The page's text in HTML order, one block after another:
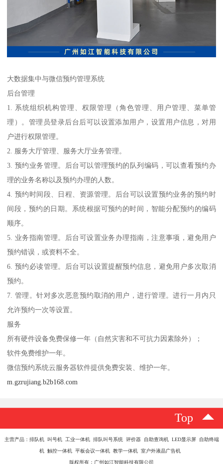
大数据集中与微信预约管理系统
后台管理
1. 系统组织机构管理、权限管理（角色管理、用户管理、菜单管
理）。管理员登录后台后可以设置添加用户，设置用户信息，对用
户进行权限管理。
2. 服务大厅管理、服务大厅业务管理。
3. 预约业务管理。后台可以管理预约的队列编码，可以查看预约办
理的业务名称以及预约办理的人数。
4. 预约时间段、日程、资源管理。后台可以设置预约业务的预约时
间段，预约的日期。系统根据可预约的时间，智能分配预约的编码
顺序。
5. 业务指南管理。后台可设置业务办理指南，注意事项，避免用户
预约错误，或资料不全。
6. 预约必读管理。后台可以设置提醒预约信息，避免用户多次取消
预约。
7. 管理。针对多次恶意预约取消的用户，进行管理。进行一月内只
允许预约一次等设置。
服务
所有硬件设备免费保修一年（自然灾害和不可抗力因素除外）；
软件免费维护一年。
微信预约系统云服务器软件提供免费安装、维护一年。
m.gzrujiang.b2b168.com
Top
主营产品：排队机 叫号机 工业一体机 排队叫号系统 评价器 自助查询机 LED显示屏 自助终端
机 触控一体机 平板会议一体机 教学一体机 室户外液晶广告机
版权所有：广州如江智能科技有限公司